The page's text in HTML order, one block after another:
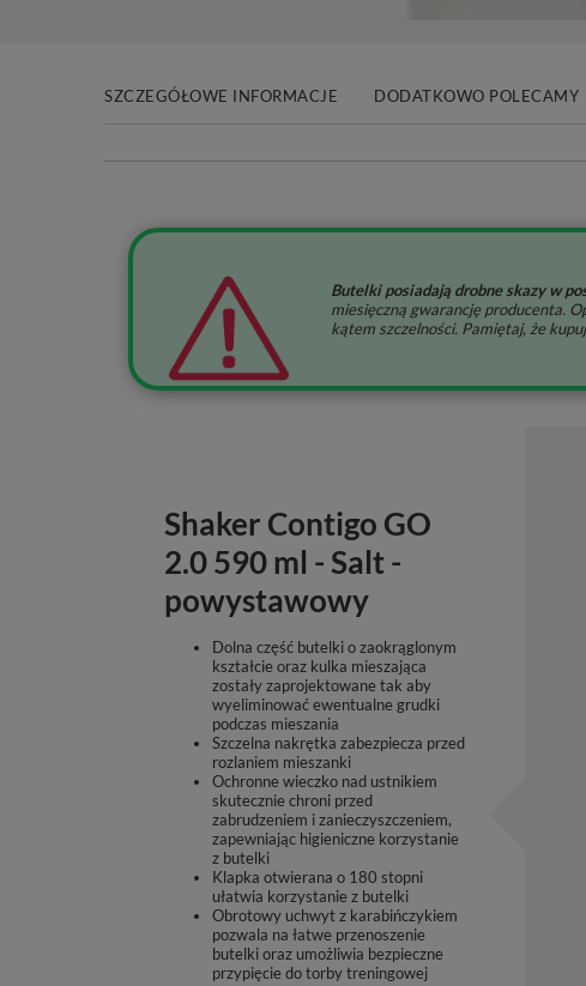
SZCZEGÓŁOWE INFORMACJE DODATKOWO POLECAMY
Butelki posiadają drobne skazy w
miesięczną gwarancję producenta.
kątem szczelności. Pamiętaj, że
Shaker Contigo GO
2.0 590 ml - Salt -
powystawowy
Dolna część butelki o zaokrąglonym
kształcie oraz kulka mieszająca
zostały zaprojektowane tak aby
wyeliminować ewentualne grudki
podczas mieszania
Szczelna nakrętka zabezpiecza przed
rozlaniem mieszanki
Ochronne wieczko nad ustnikiem
skutecznie chroni przed
zabrudzeniem i zanieczyszczeniem,
zapewniając higieniczne korzystanie
z butelki
Klapka otwierana o 180 stopni
ułatwia korzystanie z butelki
Obrotowy uchwyt z karabińczykiem
pozwala na łatwe przenoszenie
butelki oraz umożliwia bezpieczne
przypięcie do torby treningowej